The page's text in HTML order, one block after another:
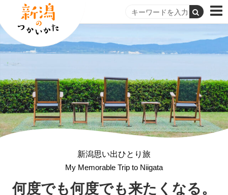
新潟思い出ひとり旅
My Memorable Trip to Niigata
何度でも何度でも来たくなる。